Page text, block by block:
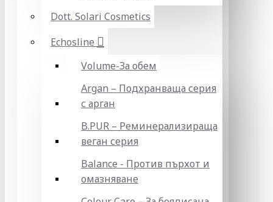
Dott. Solari Cosmetics
Echosline
Volume-За обем
Argan – Подхранваща серия
с арган
B.PUR – Реминерализираща
веган серия
Balance - Против пърхот и
омазняване